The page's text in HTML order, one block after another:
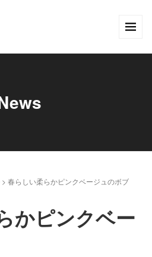
> 春らしい柔らかピンクベージュのボブ
かピンクベー